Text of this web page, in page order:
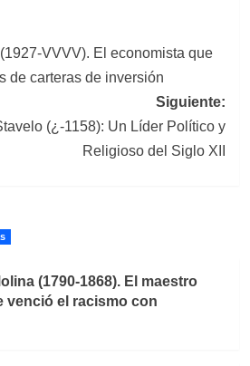
VVVV). El economista que
de carteras de inversión
Siguiente:
(¿-1158): Un Líder Político y
Religioso del Siglo XII
(1790-1868). El maestro
venció el racismo con